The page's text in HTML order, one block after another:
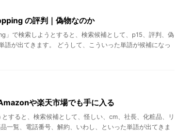
の評判｜偽物なのか
」で検索しようとすると、検索候補として、p15、評判、偽
語が出てきます。 どうして、こういった単語が候補になっ
や楽天市場でも手に入る
とすると、検索候補として、怪しい、cm、社長、化粧品、リ
一覧、電話番号、解約、いわし、といった単語が出てきま